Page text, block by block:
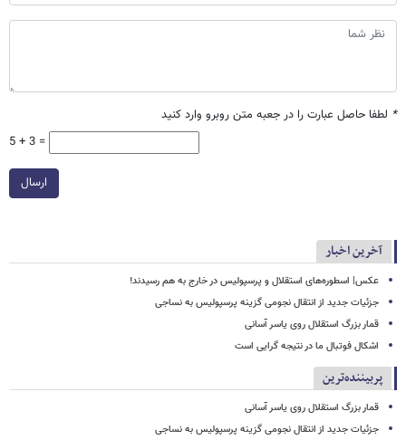
* لطفا حاصل عبارت را در جعبه متن روبرو وارد کنید
5 + 3 =
ارسال
آخرین اخبار
عکس| اسطوره‌های استقلال و پرسپولیس در خارج به هم رسیدند!
جزئیات جدید از انتقال نجومی گزینه پرسپولیس به نساجی
قمار بزرگ استقلال روی یاسر آسانی
اشکال فوتبال ما در نتیجه گرایی است
پربیننده‌ترین
قمار بزرگ استقلال روی یاسر آسانی
جزئیات جدید از انتقال نجومی گزینه پرسپولیس به نساجی